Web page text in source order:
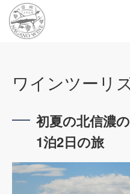
ワインツーリ
初夏の北信濃
1泊2日の旅